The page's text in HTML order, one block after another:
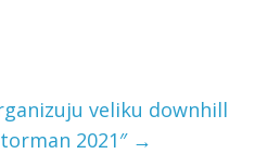
veliku downhill
2021″ →